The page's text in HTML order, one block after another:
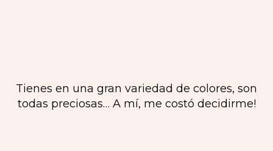
Tienes en una gran variedad de colores, son
todas preciosas… A mí, me costó decidirme!